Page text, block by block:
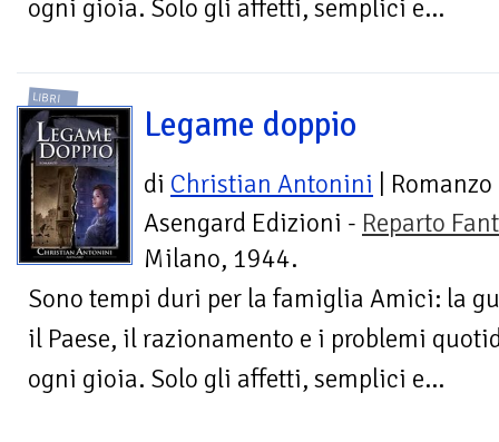
ogni gioia. Solo gli affetti, semplici e...
LIBRI
Legame doppio
di Christian Antonini | Romanzo
Asengard Edizioni - Reparto
Milano, 1944.
Sono tempi duri per la famiglia Amici: la
il Paese, il razionamento e i problemi
ogni gioia. Solo gli affetti, semplici e...